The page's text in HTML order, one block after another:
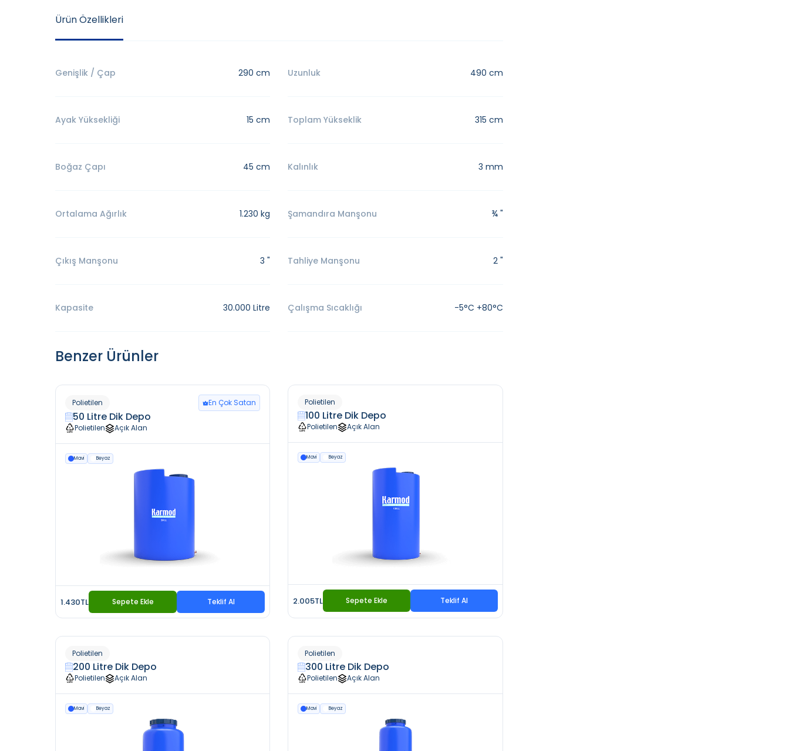
Ürün Özellikleri
Genişlik / Çap 290 cm Uzunluk 490 cm
Ayak Yüksekliği 15 cm Toplam Yükseklik 315 cm
Boğaz Çapı 45 cm Kalınlık 3 mm
Ortalama Ağırlık 1.230 kg Şamandıra Manşonu ¾ "
Çıkış Manşonu 3 " Tahliye Manşonu 2 "
Kapasite 30.000 Litre Çalışma Sıcaklığı -5°C +80°C
Benzer Ürünler
Polietilen En Çok Satan
50 Litre Dik Depo
Polietilen Açık Alan
Mavi Beyaz
1.430TL Sepete Ekle Teklif Al
Polietilen
100 Litre Dik Depo
Polietilen Açık Alan
Mavi Beyaz
2.005TL Sepete Ekle Teklif Al
Polietilen
200 Litre Dik Depo
Polietilen Açık Alan
Mavi Beyaz
Polietilen
300 Litre Dik Depo
Polietilen Açık Alan
Mavi Beyaz